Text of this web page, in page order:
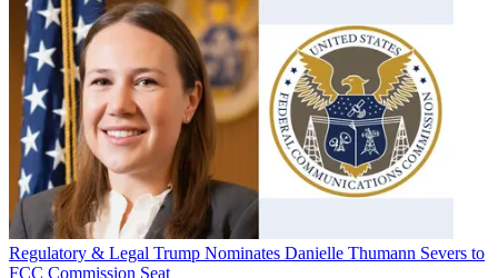
Regulatory & Legal Trump Nominates Danielle Thumann Severs to
FCC Commission Seat